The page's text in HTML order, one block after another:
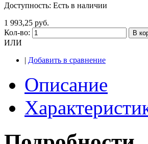
Доступность: Есть в наличии
1 993,25 руб.
Кол-во:
В
ИЛИ
| Добавить в сравнение
Описание